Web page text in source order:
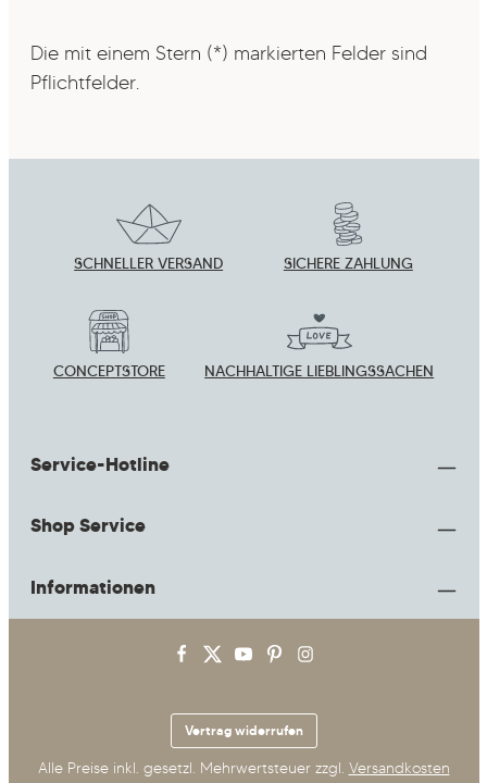
Die mit einem Stern (*) markierten Felder sind
Pflichtfelder.
SCHNELLER VERSAND SICHERE ZAHLUNG
CONCEPTSTORE NACHHALTIGE LIEBLINGSSACHEN
Service-Hotline
Shop Service
Informationen
Vertrag widerrufen
Alle Preise inkl. gesetzl. Mehrwertsteuer zzgl. Versandkosten